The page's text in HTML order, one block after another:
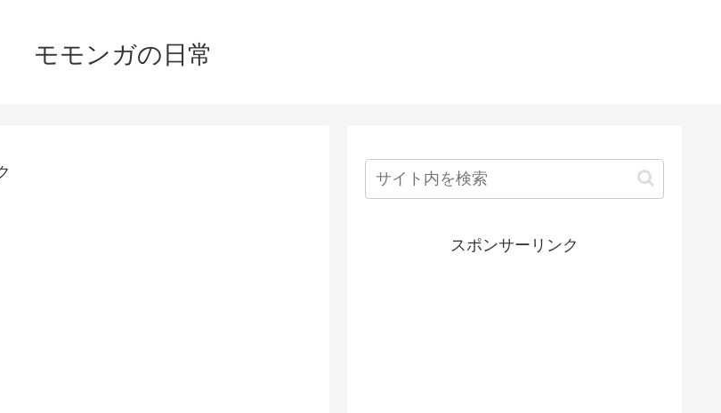
モモンガの日常
スポンサーリンク